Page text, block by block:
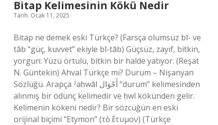
Bitap Kelimesinin Kökü Nedir
Tarih: Ocak 11, 2025
Bitap ne demek eski Türkçe? (Farsça olumsuz bī- ve
tāb “güç, kuvvet” ekiyle bī-tāb) Güçsüz, zayıf, bitkin,
yorgun: Yüzü örtülü, bitkin bir halde yatıyor. (Reşat
N. Güntekin) Ahval Türkçe mi? Durum – Nişanyan
Sözlüğü. Arapça ˀaḥwāl أَحْوَال “durum” kelimesinden
alınmış bir ödünç kelimedir ve ḥwl kökünden gelir.
Kelimenin kökeni nedir? Bir sözcüğün en eski
orijinal biçimi “Etymon” (τὸ ἔτυμον) (Türkçe